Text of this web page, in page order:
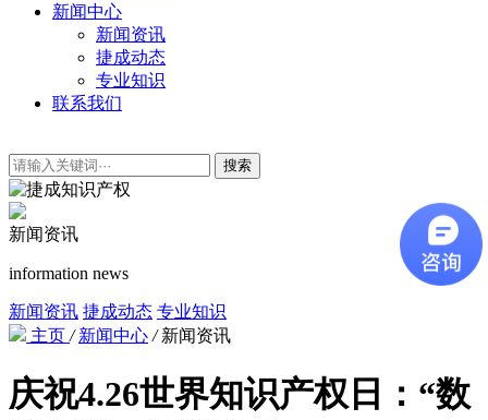
新闻中心
新闻资讯
捷成动态
专业知识
联系我们
搜索
新闻资讯
information news
新闻资讯 捷成动态 专业知识
主页 / 新闻中心 / 新闻资讯
庆祝4.26世界知识产权日：“数